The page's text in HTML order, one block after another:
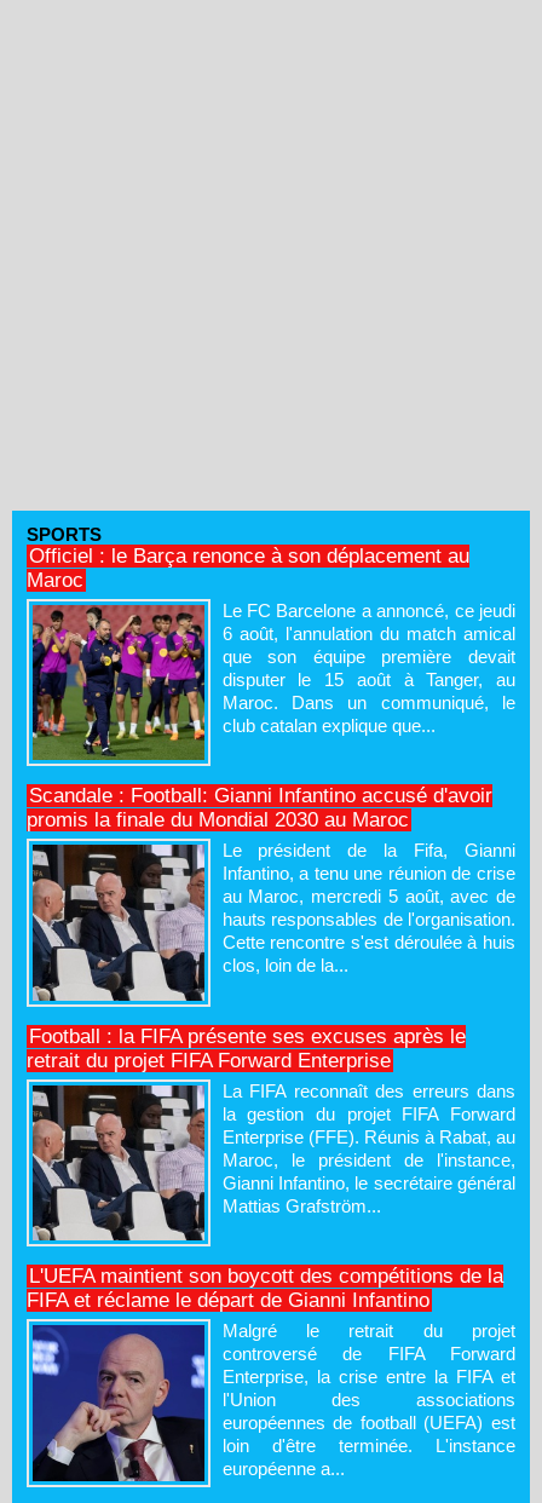
SPORTS
Officiel : le Barça renonce à son déplacement au
Maroc
Le FC Barcelone a annoncé, ce jeudi
6 août, l'annulation du match amical
que son équipe première devait
disputer le 15 août à Tanger, au
Maroc. Dans un communiqué, le
club catalan explique que...
Scandale : Football: Gianni Infantino accusé d'avoir
promis la finale du Mondial 2030 au Maroc
Le président de la Fifa, Gianni
Infantino, a tenu une réunion de crise
au Maroc, mercredi 5 août, avec de
hauts responsables de l'organisation.
Cette rencontre s'est déroulée à huis
clos, loin de la...
Football : la FIFA présente ses excuses après le
retrait du projet FIFA Forward Enterprise
La FIFA reconnaît des erreurs dans
la gestion du projet FIFA Forward
Enterprise (FFE). Réunis à Rabat, au
Maroc, le président de l'instance,
Gianni Infantino, le secrétaire général
Mattias Grafström...
L'UEFA maintient son boycott des compétitions de la
FIFA et réclame le départ de Gianni Infantino
Malgré le retrait du projet
controversé de FIFA Forward
Enterprise, la crise entre la FIFA et
l'Union des associations
européennes de football (UEFA) est
loin d'être terminée. L'instance
européenne a...